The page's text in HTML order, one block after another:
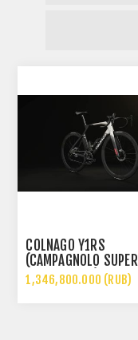
COLNAGO Y1RS
(CAMPAGNOLO SUPER
RECORD WRL)
1,346,800.000 (RUB)